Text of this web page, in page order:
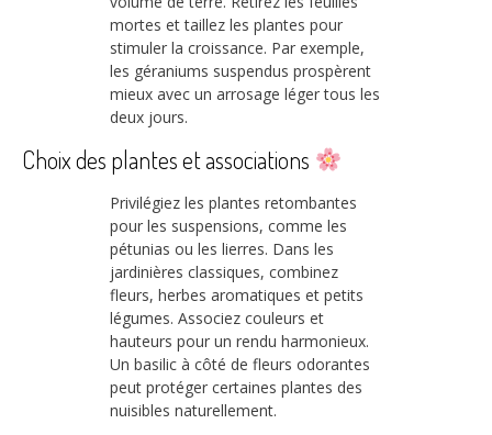
mortes et taillez les plantes pour
stimuler la croissance. Par exemple,
les géraniums suspendus prospèrent
mieux avec un arrosage léger tous les
deux jours.
Choix des plantes et associations
Privilégiez les plantes retombantes
pour les suspensions, comme les
pétunias ou les lierres. Dans les
jardinières classiques, combinez
fleurs, herbes aromatiques et petits
légumes. Associez couleurs et
hauteurs pour un rendu harmonieux.
Un basilic à côté de fleurs odorantes
peut protéger certaines plantes des
nuisibles naturellement.